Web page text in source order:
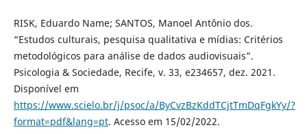
RISK, Eduardo Name; SANTOS, Manoel Antônio dos.
“Estudos culturais, pesquisa qualitativa e mídias: Critérios
metodológicos para análise de dados audiovisuais”.
Psicologia & Sociedade, Recife, v. 33, e234657, dez. 2021.
Disponível em
https://www.scielo.br/j/psoc/a/ByCvzBzKddTCjtTmDqFgkYy/?
format=pdf&lang=pt. Acesso em 15/02/2022.